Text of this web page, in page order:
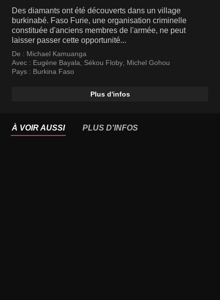
Des diamants ont été découverts dans un village
burkinabé. Faso Furie, une organisation criminelle
constituée d'anciens membres de l'armée, ne peut
laisser passer cette opportunité...
De : Michael Kamuanga
Avec : Eugène Bayala, Sékou Floby, Michel Gohou
Pays : Burkina Faso
Plus d'infos
À VOIR AUSSI PLUS D'INFOS